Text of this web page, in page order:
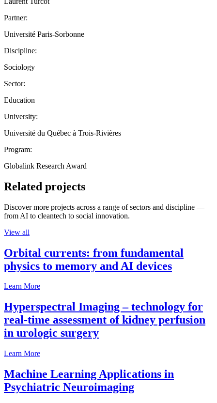
Partner:
Université Paris-Sorbonne
Discipline:
Sociology
Sector:
Education
University:
Université du Québec à Trois-Rivières
Program:
Globalink Research Award
Related projects
Discover more projects across a range of sectors and discipline —
from AI to cleantech to social innovation.
View all
Orbital currents: from fundamental
physics to memory and AI devices
Learn More
Hyperspectral Imaging – technology for
real-time assessment of kidney perfusion
in urologic surgery
Learn More
Machine Learning Applications in
Psychiatric Neuroimaging